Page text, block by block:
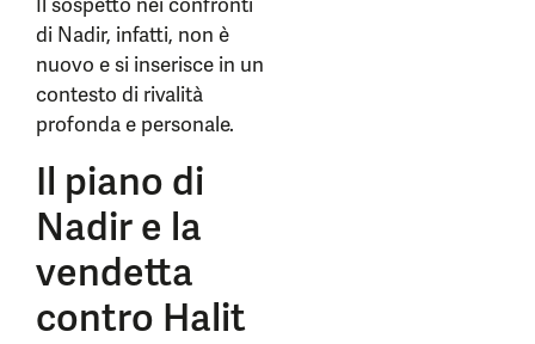
di Nadir, infatti, non è
nuovo e si inserisce in un
contesto di rivalità
profonda e personale.
Il piano di
Nadir e la
vendetta
contro Halit